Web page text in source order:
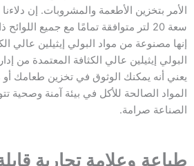
الأمر بتخزين الأطعمة والمشروبات. إن دلاءنا
سعة 20 لتر متوافقة تمامًا مع جميع
إنها مصنوعة من مواد البولي إيثيلين عالي
البولي إيثيلين عالي الكثافة المعتمدة من
يعني أنه يمكنك الوثوق في تخزين طعامك
المواد الصالحة للأكل في بيئة آمنة وصحية
الصناعة صرامة.
طباعة وعلامة تجارية